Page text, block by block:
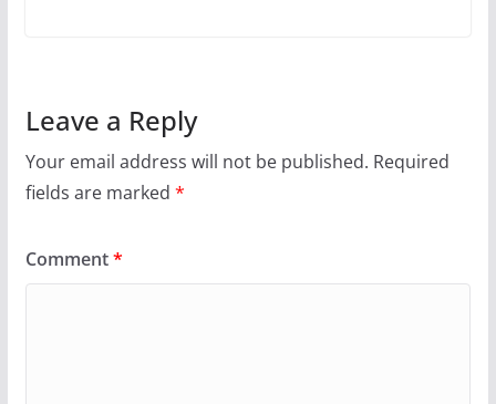
Leave a Reply
Your email address will not be published. Required
fields are marked *
Comment*